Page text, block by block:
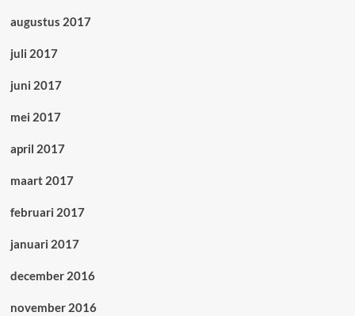
augustus 2017
juli 2017
juni 2017
mei 2017
april 2017
maart 2017
februari 2017
januari 2017
december 2016
november 2016